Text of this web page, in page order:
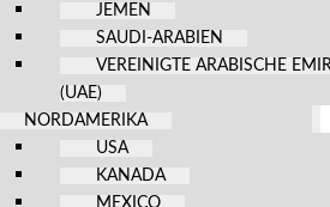
JEMEN
SAUDI-ARABIEN
VEREINIGTE ARABISCHE
(UAE)
NORDAMERIKA
USA
KANADA
MEXICO